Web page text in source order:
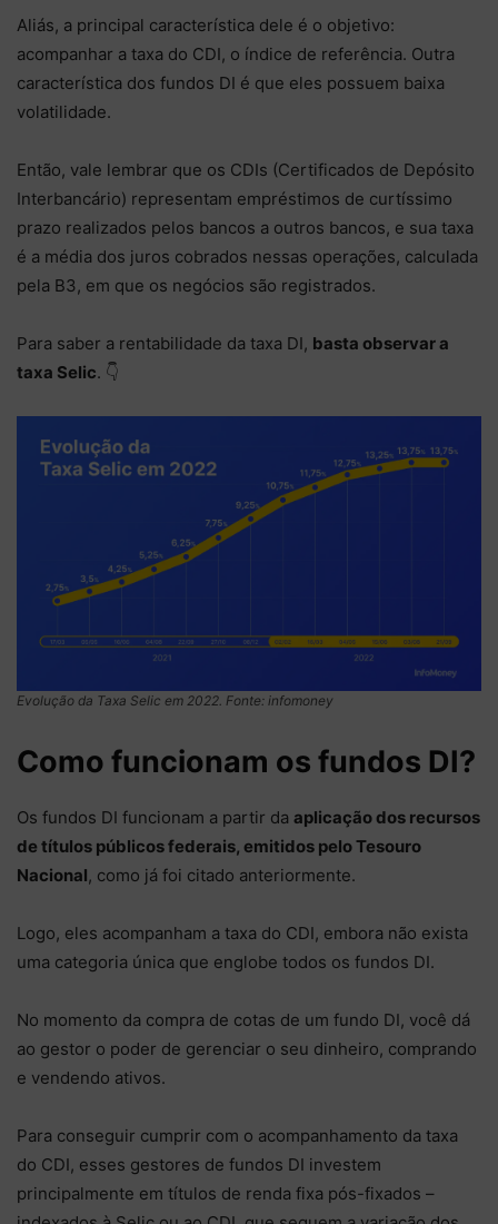
Aliás, a principal característica dele é o objetivo:
acompanhar a taxa do CDI, o índice de referência. Outra
característica dos fundos DI é que eles possuem baixa
volatilidade.
Então, vale lembrar que os CDIs (Certificados de Depósito
Interbancário) representam empréstimos de curtíssimo
prazo realizados pelos bancos a outros bancos, e sua taxa
é a média dos juros cobrados nessas operações, calculada
pela B3, em que os negócios são registrados.
Para saber a rentabilidade da taxa DI, basta observar a
taxa Selic. 👇
Evolução da Taxa Selic em 2022. Fonte: infomoney
Como funcionam os fundos DI?
Os fundos DI funcionam a partir da aplicação dos recursos
de títulos públicos federais, emitidos pelo Tesouro
Nacional, como já foi citado anteriormente.
Logo, eles acompanham a taxa do CDI, embora não exista
uma categoria única que englobe todos os fundos DI.
No momento da compra de cotas de um fundo DI, você dá
ao gestor o poder de gerenciar o seu dinheiro, comprando
e vendendo ativos.
Para conseguir cumprir com o acompanhamento da taxa
do CDI, esses gestores de fundos DI investem
principalmente em títulos de renda fixa pós-fixados –